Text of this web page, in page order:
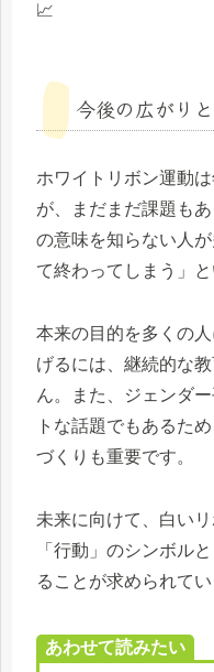
📈
今後の広がり
ホワイトリボン運動
が、まだまだ課題も
の意味を知らない人
て終わってしまう」と
本来の目的を多くの
げるには、継続的な
ん。また、ジェンダ
トな話題でもあるた
づくりも重要です。
未来に向けて、白い
「行動」のシンボル
ることが求められて
あわせて読みたい